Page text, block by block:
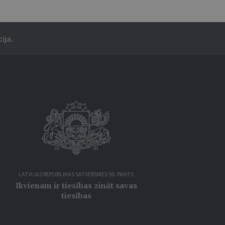
LATVIJAS REPUBLIKAS SATVERSMES 90. PANTS
Ikvienam ir tiesības zināt savas
tiesības